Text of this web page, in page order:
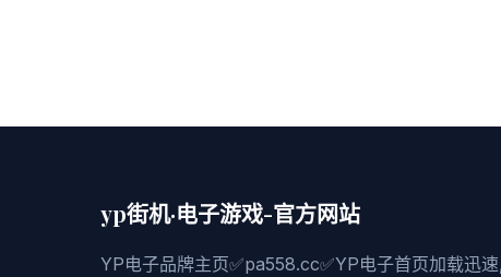
yp街机·电子游戏-官方网站
YP电子品牌主页✅pa558.cc✅YP电子首页加载迅